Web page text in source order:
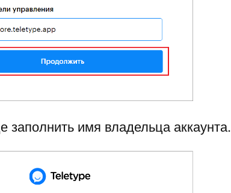
имя владельца аккаунта.